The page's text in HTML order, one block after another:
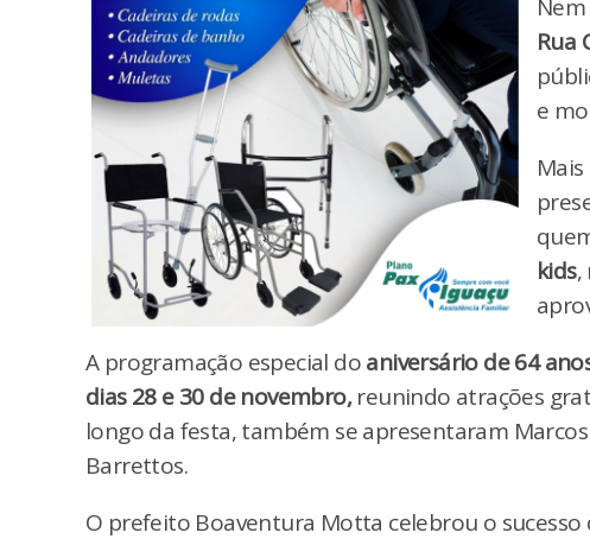
Rua
e
kids,
A programação especial doaniversário de 64
dias 28 e 30 de novembro,reunindo atrações
longo da festa, também se apresentaram
Barrettos.
O prefeito Boaventura Motta celebrou o sucesso